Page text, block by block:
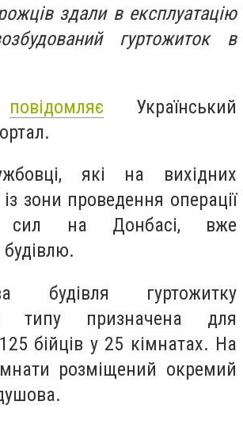
здали в експлуатацію
гуртожиток в
повідомляє Український
які на вихідних
зони проведення операції
сил на Донбасі, вже
будівля гуртожитку
типу призначена для
бійців у 25 кімнатах. На
розміщений окремий